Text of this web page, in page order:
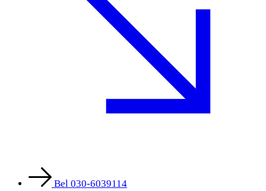
Bel 030-6039114